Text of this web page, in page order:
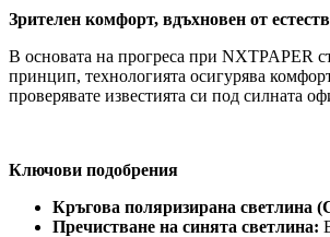
Зрителен комфорт, вдъхновен от
В основата на прогреса при NXTPAPER
принцип, технологията осигурява
проверявате известията си под силната
Ключови подобрения
Кръгова поляризирана светлина (
Пречистване на синята светлина: